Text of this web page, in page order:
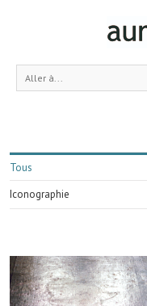
Aller à...
Tous
Iconographie